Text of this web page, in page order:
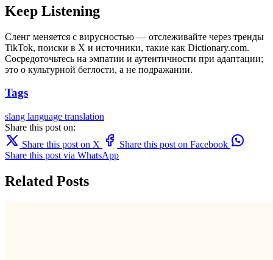
Keep Listening
Сленг меняется с вирусностью — отслеживайте через тренды
TikTok, поиски в X и источники, такие как Dictionary.com.
Сосредоточьтесь на эмпатии и аутентичности при адаптации;
это о культурной беглости, а не подражании.
Tags
slang language translation
Share this post on:
Share this post on X
Share this post on Facebook
Share this post via WhatsApp
Related Posts